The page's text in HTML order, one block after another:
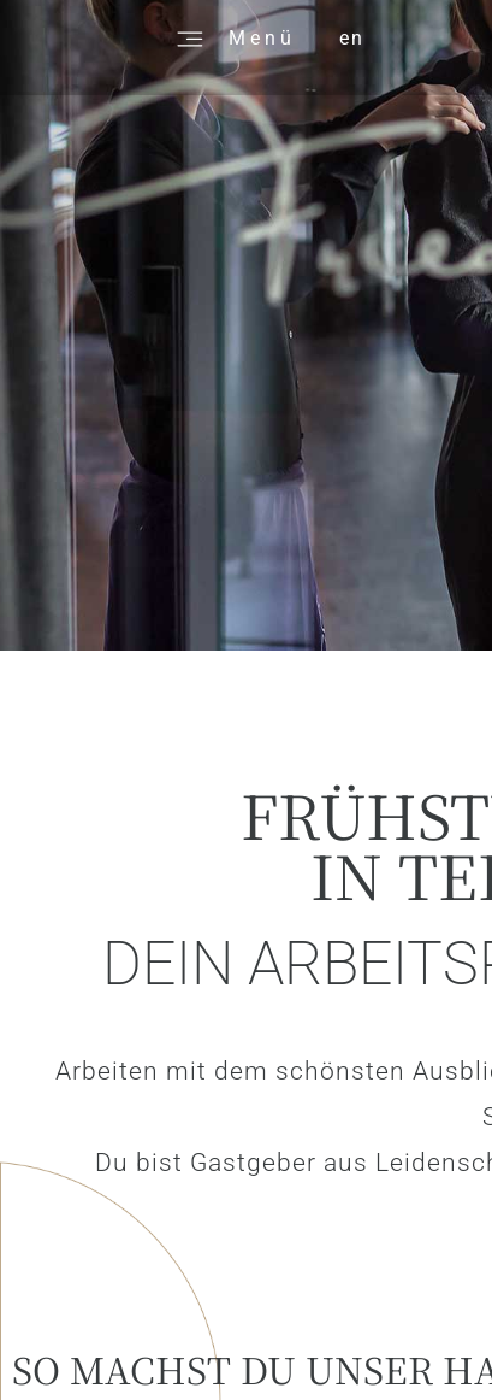
M e n ü en
IN
DEIN
Arbeiten mit dem schönsten
Du bist Gastgeber aus
SO MACHST DU UNSER